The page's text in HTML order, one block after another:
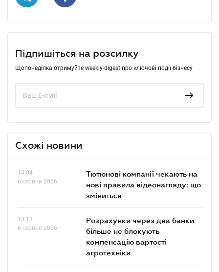
Підпишіться на розсилку
Щопонеділка отримуйте weekly-digest про ключові події бізнесу
Схожі новини
14.04
6 серпня 2026
Тютюнові компанії чекають на
нові правила відеонагляду: що
зміниться
13.13
6 серпня 2026
Розрахунки через два банки
більше не блокують
компенсацію вартості
агротехніки